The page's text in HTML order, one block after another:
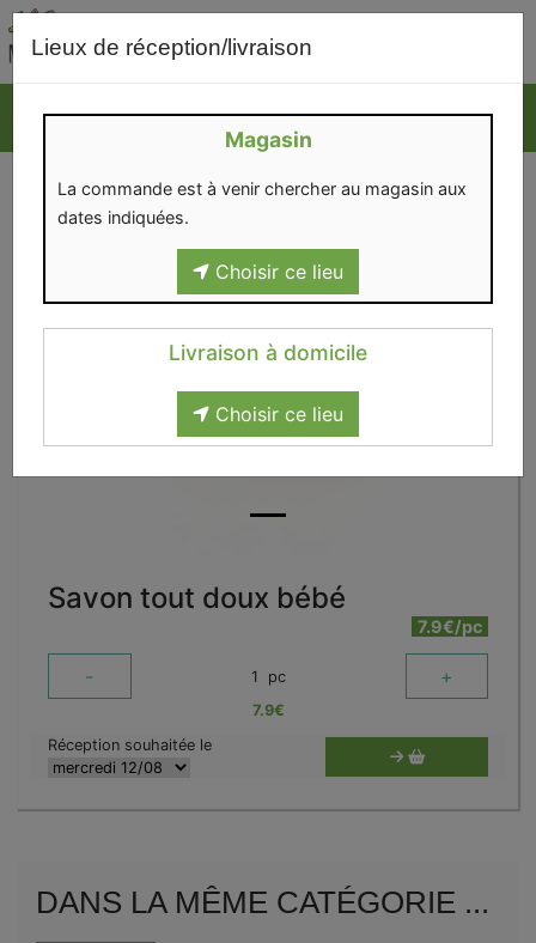
Lieux de réception/livraison
Magasin
La commande est à venir chercher au magasin aux
dates indiquées.
Choisir ce lieu
Livraison à domicile
Choisir ce lieu
Savon tout doux bébé
7.9€/pc
- 1 pc +
7.9€
Réception souhaitée le
DANS LA MÊME CATÉGORIE ...